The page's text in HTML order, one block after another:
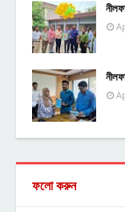
ফলো করুন